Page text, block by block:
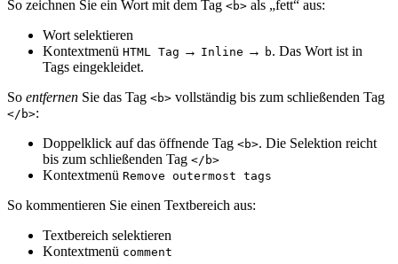
So zeichnen Sie ein Wort mit dem Tag <b> als „fett“ aus:
Wort selektieren
Kontextmenü HTML Tag → Inline → b. Das Wort ist in
Tags eingekleidet.
So entfernen Sie das Tag <b> vollständig bis zum schließenden Tag
</b>:
Doppelklick auf das öffnende Tag <b>. Die Selektion reicht
bis zum schließenden Tag </b>
Kontextmenü Remove outermost tags
So kommentieren Sie einen Textbereich aus:
Textbereich selektieren
Kontextmenü comment